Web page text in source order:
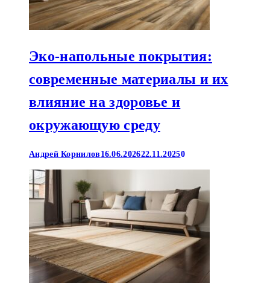
Эко-напольные покрытия:
современные материалы и их
влияние на здоровье и
окружающую среду
Андрей Корнилов 16.06.202622.11.20250